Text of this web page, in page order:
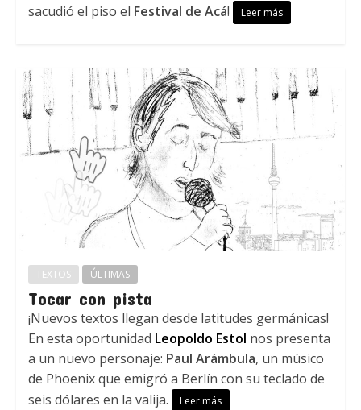
sacudió el piso el Festival de Acá! Leer más
TEXTOS ÚLTIMAS
Tocar con pista
¡Nuevos textos llegan desde latitudes germánicas!
En esta oportunidad Leopoldo Estol nos presenta
a un nuevo personaje: Paul Arámbula, un músico
de Phoenix que emigró a Berlín con su teclado de
seis dólares en la valija.
Leer más